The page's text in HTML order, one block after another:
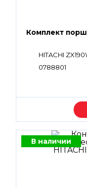
Комплект
HITACHI
0788801
В наличии